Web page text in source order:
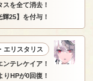
を全て消去！
輝25】を付与！
エリスタリス
テレケイア！
りHPが0回復！